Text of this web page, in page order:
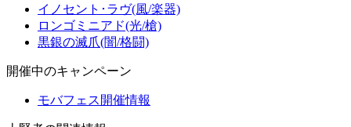
イノセント･ラヴ(風/楽器)
ロンゴミニアド(光/槍)
黒銀の滅爪(闇/格闘)
開催中のキャンペーン
モバフェス開催情報